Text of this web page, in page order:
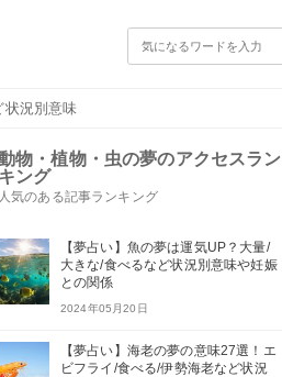
状況別意味
物・植物・虫の夢のアクセスラン
キング
人気のある記事ランキング
【夢占い】魚の夢は運気UP？大量/
大きな/食べるなど状況別意味や妊娠
との関係
2024年05月20日
【夢占い】海老の夢の意味27選！エ
ビフライ/食べる/伊勢海老など状況